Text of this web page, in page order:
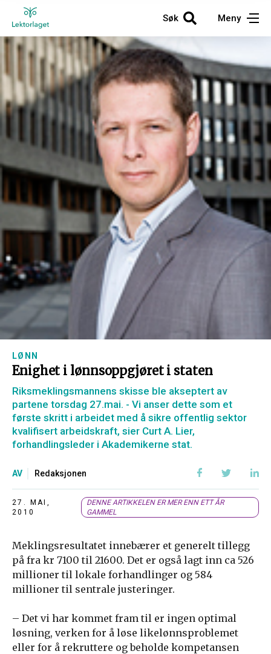
Søk Meny
LØNN
Enighet i lønnsoppgjøret i staten
Riksmeklingsmannens skisse ble akseptert av
partene torsdag 27.mai. - Vi anser dette som et
første skritt i arbeidet med å sikre offentlig sektor
kvalifisert arbeidskraft, sier Curt A. Lier,
forhandlingsleder i Akademikerne stat.
AV Redaksjonen
27. MAI,
2010
DENNE ARTIKKELEN ER MER ENN ETT ÅR
GAMMEL
Meklingsresultatet innebærer et generelt tillegg
på fra kr 7100 til 21600. Det er også lagt inn ca 526
millioner til lokale forhandlinger og 584
millioner til sentrale justeringer.
– Det vi har kommet fram til er ingen optimal
løsning, verken for å løse likelønnsproblemet
eller for å rekruttere og beholde kompetansen